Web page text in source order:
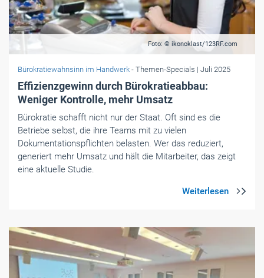
Foto: © ikonoklast/123RF.com
Bürokratiewahnsinn im Handwerk - Themen-Specials | Juli 2025
Effizienzgewinn durch Bürokratieabbau:
Weniger Kontrolle, mehr Umsatz
Bürokratie schafft nicht nur der Staat. Oft sind es die
Betriebe selbst, die ihre Teams mit zu vielen
Dokumentationspflichten belasten. Wer das reduziert,
generiert mehr Umsatz und hält die Mitarbeiter, das zeigt
eine aktuelle Studie.